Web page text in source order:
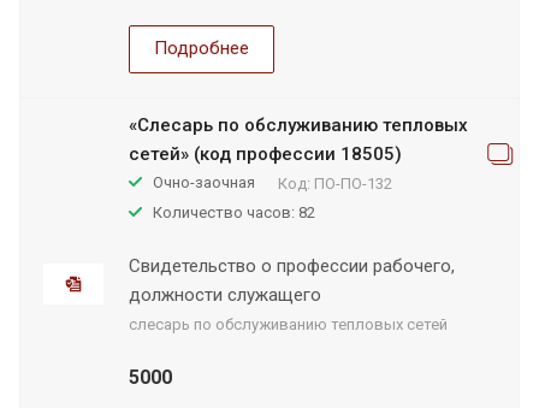
Подробнее
«Слесарь по обслуживанию тепловых
сетей» (код профессии 18505)
Очно-заочная Код: ПО-ПО-132
Количество часов: 82
Свидетельство о профессии рабочего,
должности служащего
слесарь по обслуживанию тепловых сетей
5000